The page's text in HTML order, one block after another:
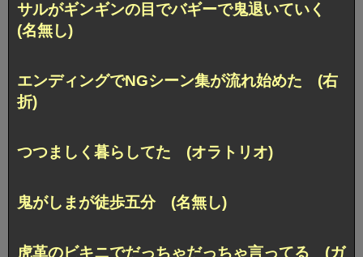
サルがギンギンの目でバギーで鬼退いていく
(名無し)
エンディングでNGシーン集が流れ始めた (右
折)
つつましく暮らしてた (オラトリオ)
鬼がしまが徒歩五分 (名無し)
虎革のビキニでだっちゃだっちゃ言ってる (ガ